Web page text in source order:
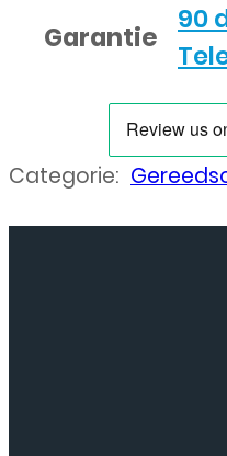
Garantie
90
Categorie: